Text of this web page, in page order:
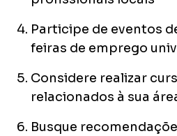
Participe de eventos
feiras de emprego
Considere realizar
relacionados à sua
Busque